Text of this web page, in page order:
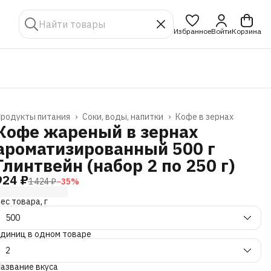
ИзбранноеВойтиКорзина
Кофе в зернах
Соки, воды, напитки ›
питания ›
жареный в зернах
500 г
(набор 2 по 250 г)
₽1 424 ₽−35%
товара, г
500
в одном товаре
2
вкуса